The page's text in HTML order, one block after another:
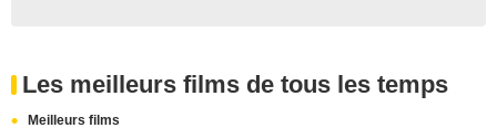
Les meilleurs films de tous les temps
Meilleurs films